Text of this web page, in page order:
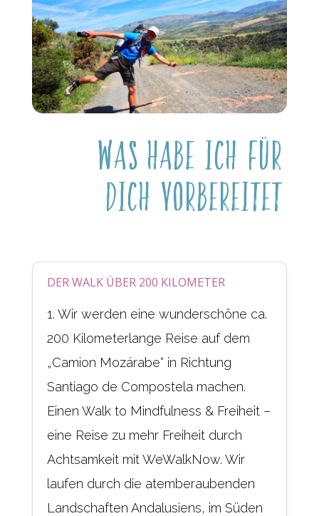
Was habe ich für
Dich vorbereitet
DER WALK ÜBER 200 KILOMETER
1. Wir werden eine wunderschöne ca.
200 Kilometerlange Reise auf dem
„Camion Mozárabe“ in Richtung
Santiago de Compostela machen.
Einen Walk to Mindfulness & Freiheit –
eine Reise zu mehr Freiheit durch
Achtsamkeit mit WeWalkNow. Wir
laufen durch die atemberaubenden
Landschaften Andalusiens, im Süden